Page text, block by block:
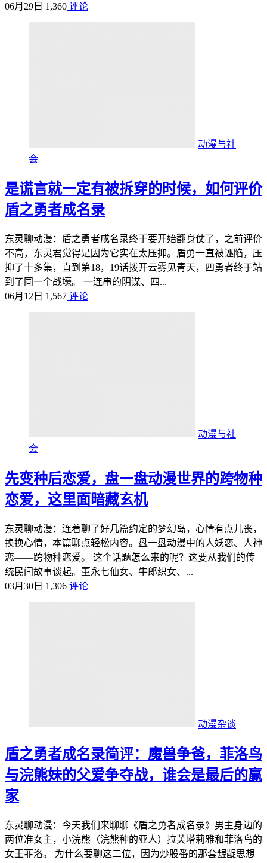
06月29日 1,360 评论
动漫与社
会
是谎言就一定有被拆穿的时候，如何评价
盾之勇者成名录
东灵聊动漫：盾之勇者成名录终于要开始翻身仗了，之前评价
不高，东灵君觉得是因为它实在太压抑。盾勇一直被诬陷，压
抑了十多集，直到第18，19话拨开云雾见青天，四勇者终于站
到了同一个战壕。 一连串的阴谋、四...
06月12日 1,567 评论
动漫与社
会
先变种后恋爱，盘一盘动漫世界的跨物种
恋爱，这里面暗藏玄机
东灵聊动漫：连着聊了好几篇约定的梦幻岛，心情有点儿丧，
换换心情，本篇聊点轻松内容。盘一盘动漫中的人妖恋、人神
恋——跨物种恋爱。 这个话题怎么来的呢？这要从我们的传
统民间故事谈起。董永七仙女、牛郎织女、...
03月30日 1,306 评论
动漫杂谈
盾之勇者成名录简评：魔兽争爸，菲洛鸟
与浣熊妹的父爱争夺战，谁会是最后的赢
家
东灵聊动漫：今天我们来聊聊《盾之勇者成名录》男主身边的
两位准女主，小浣熊（浣熊种的亚人）拉芙塔莉雅和菲洛鸟的
女王菲洛。 为什么要聊这二位，因为炒股番的那套龌龊思想